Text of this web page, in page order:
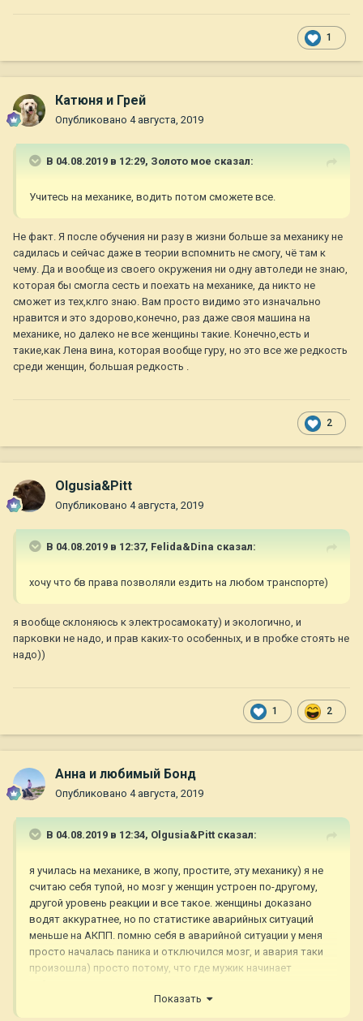
1
Катюня и Грей
Опубликовано 4 августа, 2019
В 04.08.2019 в 12:29, Золото мое сказал:
Учитесь на механике, водить потом сможете все.
Не факт. Я после обучения ни разу в жизни больше за механику не
садилась и сейчас даже в теории вспомнить не смогу, чё там к
чему. Да и вообще из своего окружения ни одну автоледи не знаю,
которая бы смогла сесть и поехать на механике, да никто не
сможет из тех,клго знаю. Вам просто видимо это изначально
нравится и это здорово,конечно, раз даже своя машина на
механике, но далеко не все женщины такие. Конечно,есть и
такие,как Лена вина, которая вообще гуру, но это все же редкость
среди женщин, большая редкость .
2
Olgusia&Pitt
Опубликовано 4 августа, 2019
В 04.08.2019 в 12:37, Felida&Dina сказал:
хочу что бв права позволяли ездить на любом транспорте)
я вообще склоняюсь к электросамокату) и экологично, и
парковки не надо, и прав каких-то особенных, и в пробке стоять не
надо))
1 2
Анна и любимый Бонд
Опубликовано 4 августа, 2019
В 04.08.2019 в 12:34, Olgusia&Pitt сказал:
я училась на механике, в жопу, простите, эту механику) я не
считаю себя тупой, но мозг у женщин устроен по-другому,
другой уровень реакции и все такое. женщины доказано
водят аккуратнее, но по статистике аварийных ситуаций
меньше на АКПП. помню себя в аварийной ситуации у меня
просто началась паника и отключился мозг, и авария таки
произошла) просто потому, что где мужик начинает
туда-сюда передачи, заднюю включать, у женщин истерика и
Показать